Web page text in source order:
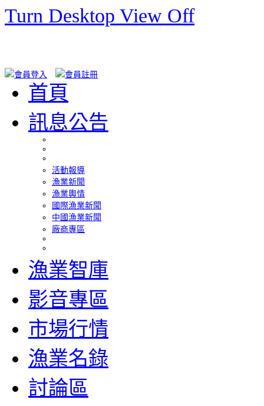
Turn Desktop View Off
首頁
訊息公告
活動報導
漁業新聞
漁業輿情
國際漁業新聞
中國漁業新聞
廠商專區
漁業智庫
影音專區
市場行情
漁業名錄
討論區